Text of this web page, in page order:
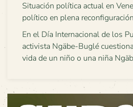
Situación política actual en
político en plena
En el Día Internacional de los
activista Ngäbe-Buglé
vida de un niño o una niña